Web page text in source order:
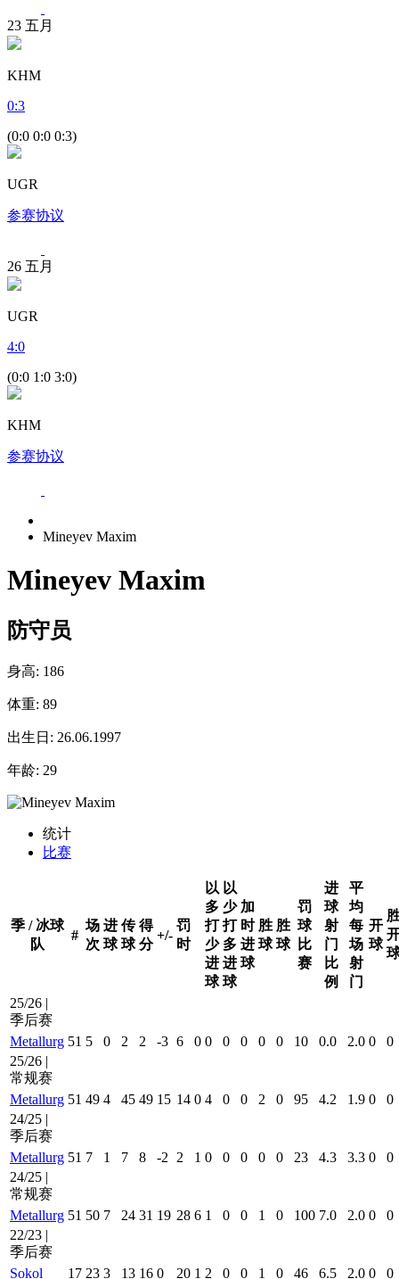
23 五月
KHM
0:3
(0:0 0:0 0:3)
UGR
参赛协议
26 五月
UGR
4:0
(0:0 1:0 3:0)
KHM
参赛协议
Mineyev Maxim
Mineyev Maxim
防守员
身高: 186
体重: 89
出生日: 26.06.1997
年龄: 29
统计
比赛
季 / 冰球
队
#
场
次
进
球
传
球
得
分
+/-
罚
时
以
多
打
少
进
球
以
少
打
多
进
球
加
时
进
球
胜
球
胜
球
罚
球
比
赛
进
球
射
门
比
例
平
均
每
场
射
门
开
球
25/26 |
季后赛
Metallurg 51 5 0 2 2 -3 6 0 0 0 0 0 0 10 0.0 2.0 0
0
25/26 |
常规赛
Metallurg 51 49 4 45 49 15 14 0 4 0 0 2 0 95 4.2 1.9 0
0
24/25 |
季后赛
Metallurg 51 7 1 7 8 -2 2 1 0 0 0 0 0 23 4.3 3.3 0
0
24/25 |
常规赛
Metallurg 51 50 7 24 31 19 28 6 1 0 0 1 0 100 7.0 2.0 0
0
22/23 |
季后赛
Sokol
17 23 3 13 16 0 20 1 2 0 0 1 0 46 6.5 2.0 0 0